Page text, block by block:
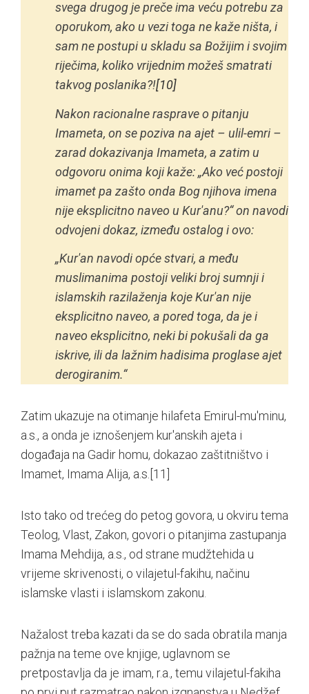
svega drugog je preče ima veću potrebu za
oporukom, ako u vezi toga ne kaže ništa, i
sam ne postupi u skladu sa Božijim i svojim
riječima, koliko vrijednim možeš smatrati
takvog poslanika?![10]
Nakon racionalne rasprave o pitanju
Imameta, on se poziva na ajet – ulil-emri–
zarad dokazivanja Imameta, a zatim u
odgovoru onima koji kaže: „Ako već postoji
imamet pa zašto onda Bog njihova imena
nije eksplicitno naveo u Kur'anu?“ on navodi
odvojeni dokaz, između ostalog i ovo:
„Kur'an navodi opće stvari, a među
muslimanima postoji veliki broj sumnji i
islamskih razilaženja koje Kur'an nije
eksplicitno naveo, a pored toga, da je i
naveo eksplicitno, neki bi pokušali da ga
iskrive, ili da lažnim hadisima proglase ajet
derogiranim.“
Zatim ukazuje na otimanje hilafeta Emirul-mu'minu,
a.s., a onda je iznošenjem kur'anskih ajeta i
događaja na Gadir homu, dokazao zaštitništvo i
Imamet, Imama Alija, a.s. [11]
Isto tako od trećeg do petog govora, u okviru tema
Teolog, Vlast, Zakon, govori o pitanjima zastupanja
Imama Mehdija, a.s., od strane mudžtehida u
vrijeme skrivenosti, o vilajetul-fakihu, načinu
islamske vlasti i islamskom zakonu.
Nažalost treba kazati da se do sada obratila manja
pažnja na teme ove knjige, uglavnom se
pretpostavlja da je imam, r.a., temu vilajetul-fakiha